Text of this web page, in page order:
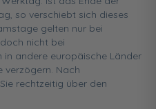
so verschiebt sich dieses
gelten nur bei
nicht bei
in andere europäische Länder
verzögern. Nach
rechtzeitig über den